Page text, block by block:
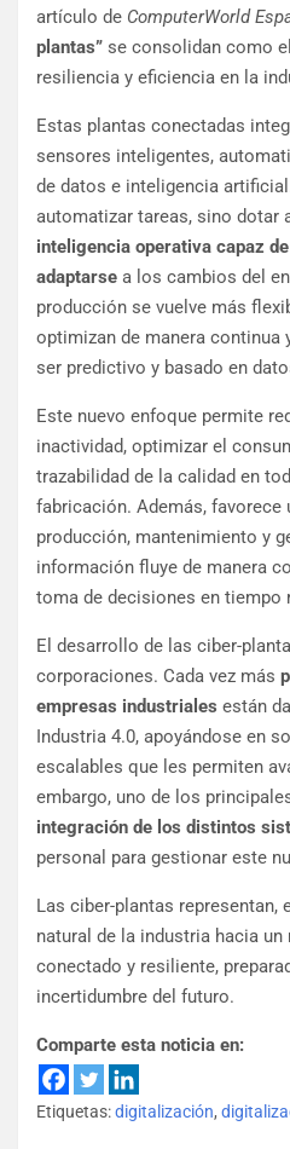
artículo de ComputerWorld
plantas” se consolidan como
resiliencia y eficiencia en la
Estas plantas conectadas
sensores inteligentes,
de datos e inteligencia
automatizar tareas, sino dotar
inteligencia operativa capaz
adaptarse a los cambios del
producción se vuelve más
optimizan de manera continua
ser predictivo y basado en
Este nuevo enfoque permite
inactividad, optimizar el
trazabilidad de la calidad en
fabricación. Además, favorece
producción, mantenimiento y
información fluye de manera
toma de decisiones en tiempo
El desarrollo de las ciber-
corporaciones. Cada vez más
empresas industriales están
Industria 4.0, apoyándose en
escalables que les permiten
embargo, uno de los
integración de los distintos
personal para gestionar este
Las ciber-plantas representan,
natural de la industria hacia
conectado y resiliente,
incertidumbre del futuro.
Comparte esta noticia en:
Etiquetas:digitalización,